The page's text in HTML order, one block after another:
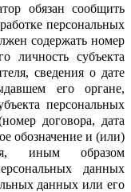
обязан сообщить
персональных
содержать номер
личность субъекта
сведения о дате
его органе,
персональных
договора, дата
обозначение и (или)
иным образом
данных
данных или его